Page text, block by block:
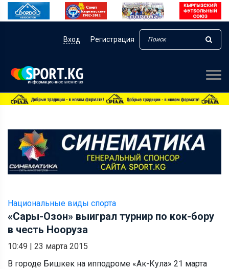
Вход Регистрация
Национальные виды спорта
«Сары-Озон» выиграл турнир по кок-бору
в честь Нооруза
10:49 | 23 марта 2015
В городе Бишкек на ипподроме «Ак-Кула» 21 марта